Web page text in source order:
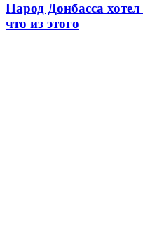
Народ Донбасса
что из этого